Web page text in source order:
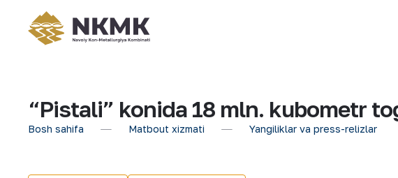
“Pistali” konida 18 mln. kubometr
Bosh sahifa Matbout xizmati Yangiliklar va press-relizlar